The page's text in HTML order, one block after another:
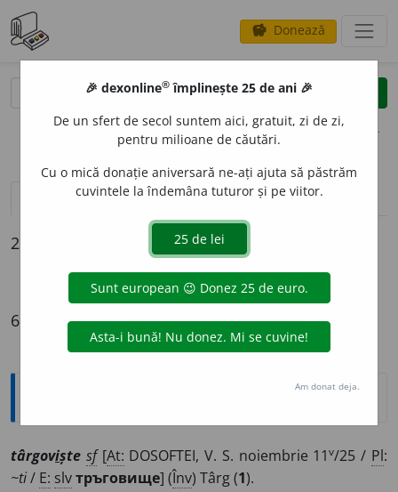
savings Donează
clear
opțiuni
definiții (6) declinări pronunțievolume_up(50)
2 intrări
târgoviște
Târgoviște
6 definiții
târgoviște sf[At: DOSOFTEI, V. S. noiembrie 11v/25 / Pl:
~ti/ E: slvтръговище] (Înv) Târg (1).
🎉 dexonline® împlinește 25 de ani 🎉
De un sfert de secol suntem aici, gratuit, zi de zi,
pentru milioane de căutări.
Cu o mică donație aniversară ne-ați ajuta să păstrăm
cuvintele la îndemâna tuturor și pe viitor.
Am donat deja.